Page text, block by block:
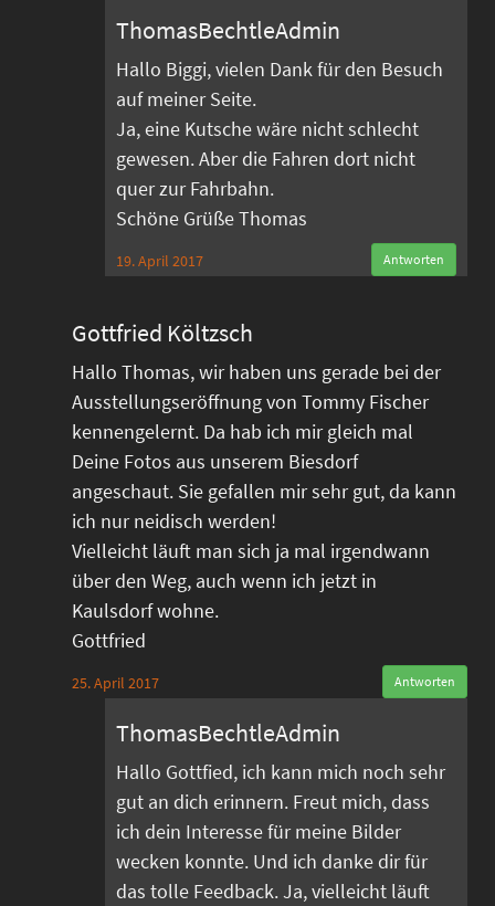
ThomasBechtleAdmin
Hallo Biggi, vielen Dank für den Besuch
auf meiner Seite.
Ja, eine Kutsche wäre nicht schlecht
gewesen. Aber die Fahren dort nicht
quer zur Fahrbahn.
Schöne Grüße Thomas
19. April 2017 Antworten
Gottfried Költzsch
Hallo Thomas, wir haben uns gerade bei der
Ausstellungseröffnung von Tommy Fischer
kennengelernt. Da hab ich mir gleich mal
Deine Fotos aus unserem Biesdorf
angeschaut. Sie gefallen mir sehr gut, da kann
ich nur neidisch werden!
Vielleicht läuft man sich ja mal irgendwann
über den Weg, auch wenn ich jetzt in
Kaulsdorf wohne.
Gottfried
25. April 2017 Antworten
ThomasBechtleAdmin
Hallo Gottfied, ich kann mich noch sehr
gut an dich erinnern. Freut mich, dass
ich dein Interesse für meine Bilder
wecken konnte. Und ich danke dir für
das tolle Feedback. Ja, vielleicht läuft